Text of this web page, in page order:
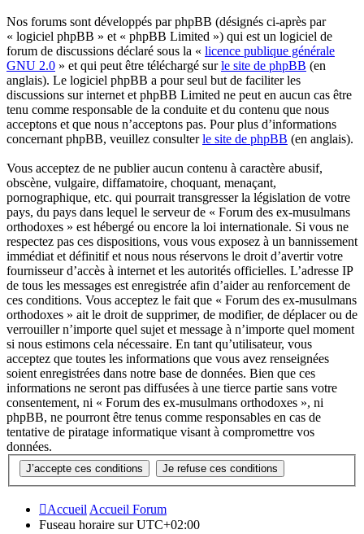
Nos forums sont développés par phpBB (désignés ci-après par
« logiciel phpBB » et « phpBB Limited ») qui est un logiciel de
forum de discussions déclaré sous la « licence publique générale
GNU 2.0 » et qui peut être téléchargé surle site de phpBB (en
anglais). Le logiciel phpBB a pour seul but de faciliter les
discussions sur internet et phpBB Limited ne peut en aucun cas être
tenu comme responsable de la conduite et du contenu que nous
acceptons et que nous n’acceptons pas. Pour plus d’informations
concernant phpBB, veuillez consulterle site de phpBB (en anglais).
Vous acceptez de ne publier aucun contenu à caractère abusif,
obscène, vulgaire, diffamatoire, choquant, menaçant,
pornographique, etc. qui pourrait transgresser la législation de votre
pays, du pays dans lequel le serveur de « Forum des ex-musulmans
orthodoxes » est hébergé ou encore la loi internationale. Si vous ne
respectez pas ces dispositions, vous vous exposez à un bannissement
immédiat et définitif et nous nous réservons le droit d’avertir votre
fournisseur d’accès à internet et les autorités officielles. L’adresse IP
de tous les messages est enregistrée afin d’aider au renforcement de
ces conditions. Vous acceptez le fait que « Forum des ex-musulmans
orthodoxes » ait le droit de supprimer, de modifier, de déplacer ou de
verrouiller n’importe quel sujet et message à n’importe quel moment
si nous estimons cela nécessaire. En tant qu’utilisateur, vous
acceptez que toutes les informations que vous avez renseignées
soient enregistrées dans notre base de données. Bien que ces
informations ne seront pas diffusées à une tierce partie sans votre
consentement, ni « Forum des ex-musulmans orthodoxes », ni
phpBB, ne pourront être tenus comme responsables en cas de
tentative de piratage informatique visant à compromettre vos
données.
Accueil Accueil Forum
Fuseau horaire surUTC+02:00